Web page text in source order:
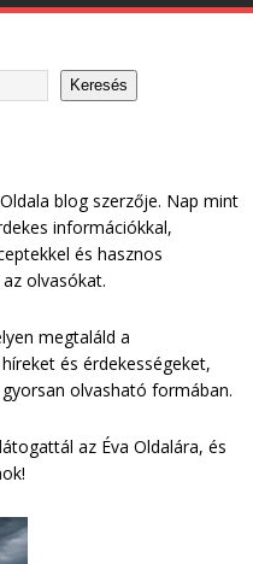
Keresés
blog szerzője. Nap mint
információkkal,
és hasznos
olvasókat.
megtaláld a
és érdekességeket,
olvasható formában.
az Éva Oldalára, és